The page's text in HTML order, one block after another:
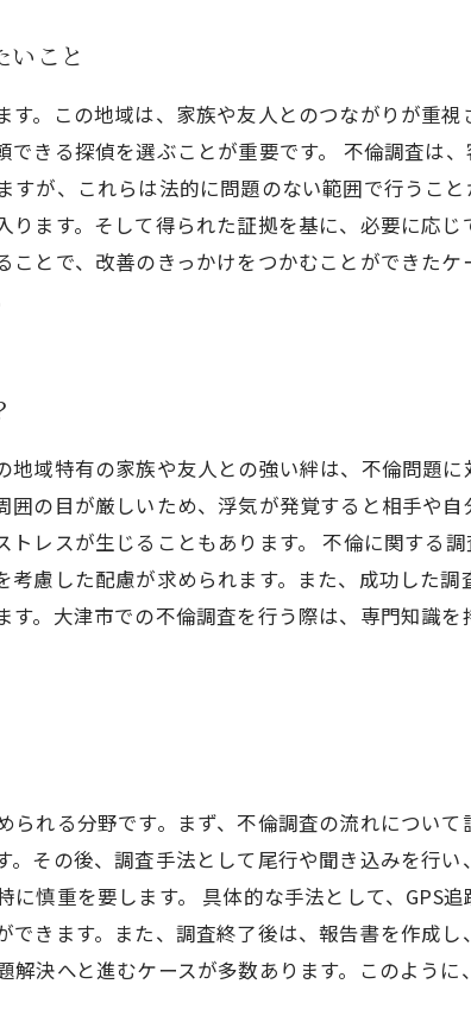
倫調査を通じて得られる安心と信頼の回復
いこと
。この地域は、家族や友人とのつながりが重
きる探偵を選ぶことが重要です。 不倫調査は
が、これらは法的に問題のない範囲で行うこ
ます。そして得られた証拠を基に、必要に応
とで、改善のきっかけをつかむことができたケ
域特有の家族や友人との強い絆は、不倫問題
の目が厳しいため、浮気が発覚すると相手や
レスが生じることもあります。 不倫に関する
慮した配慮が求められます。また、成功した
。大津市での不倫調査を行う際は、専門知識
れる分野です。まず、不倫調査の流れについ
その後、調査手法として尾行や聞き込みを行い
慎重を要します。 具体的な手法として、GPS
きます。また、調査終了後は、報告書を作成し
決へと進むケースが多数あります。このよう